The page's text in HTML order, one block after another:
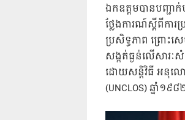
ឯកឧត្តមបានបញ្ជា
ថ្លែងការណ៍ស្តីពីកា
ប្រសិទ្ធភាព ព្រោះស
សង្កត់ធ្ងន់លើសារៈសំ
ដោយសន្តិវិធី អនុលោ
(UNCLOS) ឆ្នាំ១៩